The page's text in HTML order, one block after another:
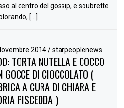
al centro del gossip, e soubrette
[…]
2014/ starpeoplenews
TORTA NUTELLA E COCCO
GOCCE DI CIOCCOLATO (
A CURA DI CHIARA E
PISCEDDA )